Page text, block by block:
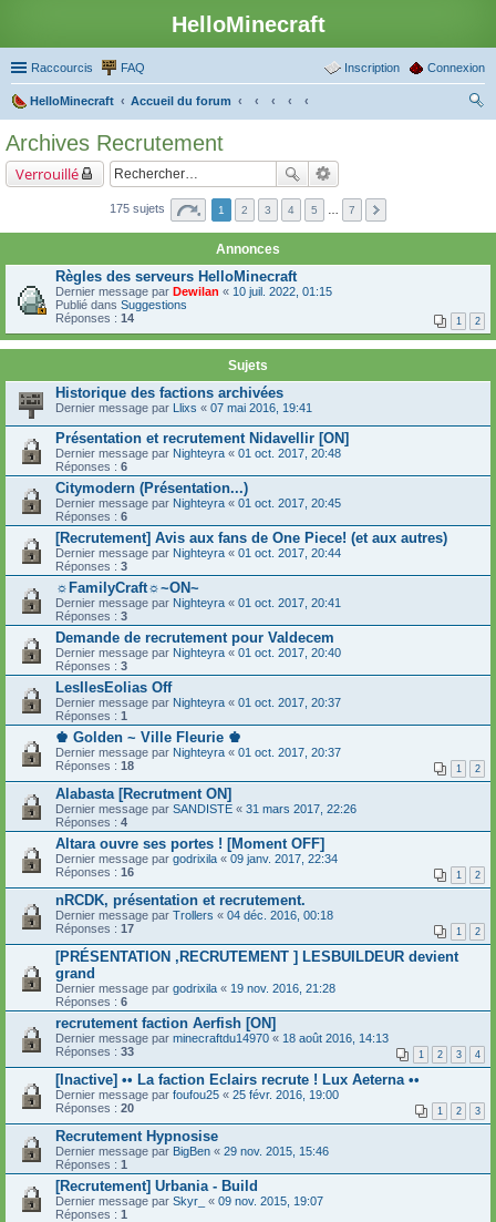
HelloMinecraft
Raccourcis FAQ Connexion
Inscription
HelloMinecraft
Accueil du forum
Archives Recrutement
Verrouillé
175 sujets 1 2 3 4 5 7
Annonces
Règles des serveurs HelloMinecraft
Dernier message par Dewilan « 10 juil. 2022, 01:15
Publié dans Suggestions
Réponses : 14 1 2
Sujets
Historique des factions archivées
Dernier message par Llixs « 07 mai 2016, 19:41
Présentation et recrutement Nidavellir [ON]
Dernier message par Nighteyra « 01 oct. 2017, 20:48
Réponses : 6
Citymodern (Présentation...)
Dernier message par Nighteyra « 01 oct. 2017, 20:45
Réponses : 6
[Recrutement] Avis aux fans de One Piece! (et aux autres)
Dernier message par Nighteyra « 01 oct. 2017, 20:44
Réponses : 3
☼FamilyCraft☼~ON~
Dernier message par Nighteyra « 01 oct. 2017, 20:41
Réponses : 3
Demande de recrutement pour Valdecem
Dernier message par Nighteyra « 01 oct. 2017, 20:40
Réponses : 3
LesIlesEolias Off
Dernier message par Nighteyra « 01 oct. 2017, 20:37
Réponses : 1
♚ Golden ~ Ville Fleurie ♚
Dernier message par Nighteyra « 01 oct. 2017, 20:37
Réponses : 18 1 2
Alabasta [Recrutment ON]
Dernier message par SANDISTE « 31 mars 2017, 22:26
Réponses : 4
Altara ouvre ses portes ! [Moment OFF]
Dernier message par godrixila « 09 janv. 2017, 22:34
Réponses : 16 1 2
nRCDK, présentation et recrutement.
Dernier message par Trollers « 04 déc. 2016, 00:18
Réponses : 17 1 2
[PRÉSENTATION ,RECRUTEMENT ] LESBUILDEUR devient
grand
Dernier message par godrixila « 19 nov. 2016, 21:28
Réponses : 6
recrutement faction Aerfish [ON]
Dernier message par minecraftdu14970 « 18 août 2016, 14:13
Réponses : 33 1 2 3 4
[Inactive] •• La faction Eclairs recrute ! Lux Aeterna ••
Dernier message par foufou25 « 25 févr. 2016, 19:00
Réponses : 20 1 2 3
Recrutement Hypnosise
Dernier message par BigBen « 29 nov. 2015, 15:46
Réponses : 1
[Recrutement] Urbania - Build
Dernier message par Skyr_ « 09 nov. 2015, 19:07
Réponses : 1